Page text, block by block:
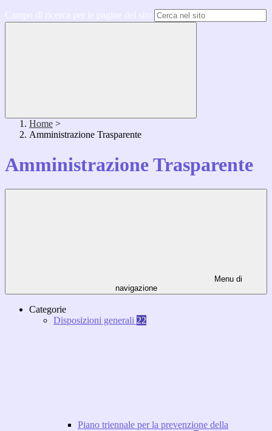
Home >
Amministrazione Trasparente
Amministrazione Trasparente
Menu di
navigazione
Categorie
Disposizioni generali 22
Piano triennale per la prevenzione della